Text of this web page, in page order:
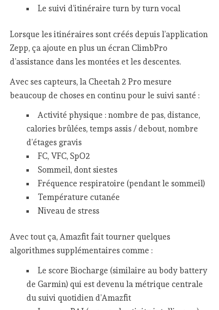
Le suivi d’itinéraire turn by turn vocal
Lorsque les itinéraires sont créés depuis l’application
Zepp, ça ajoute en plus un écran ClimbPro
d’assistance dans les montées et les descentes.
Avec ses capteurs, la Cheetah 2 Pro mesure
beaucoup de choses en continu pour le suivi santé :
Activité physique : nombre de pas, distance,
calories brûlées, temps assis / debout, nombre
d’étages gravis
FC, VFC, SpO2
Sommeil, dont siestes
Fréquence respiratoire (pendant le sommeil)
Température cutanée
Niveau de stress
Avec tout ça, Amazfit fait tourner quelques
algorithmes supplémentaires comme :
Le score Biocharge (similaire au body battery
de Garmin) qui est devenu la métrique centrale
du suivi quotidien d’Amazfit